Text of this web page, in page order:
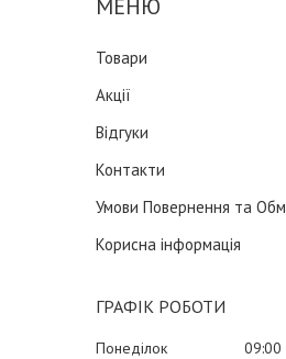
Товари
Акції
Відгуки
Контакти
Умови Повернення та
Корисна інформація
ГРАФІК РОБОТИ
Понеділок 09:00